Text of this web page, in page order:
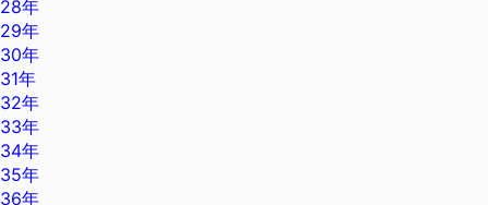
28年
29年
30年
31年
32年
33年
34年
35年
36年